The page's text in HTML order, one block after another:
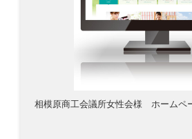
相模原商工会議所女性会様 ホームペ